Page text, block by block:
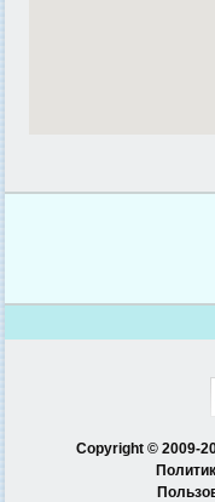
Copyright © 2009-